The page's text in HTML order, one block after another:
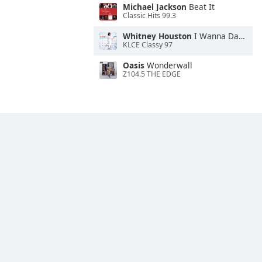
Michael Jackson Beat It
Classic Hits 99.3
Whitney Houston I Wanna Dance With Somebody
KLCE Classy 97
Oasis Wonderwall
Z104.5 THE EDGE